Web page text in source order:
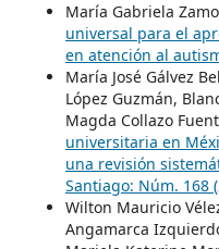
María Gabriela
universal para el
en atención al
María José Gálvez
López Guzmán,
Magda Collazo
universitaria en
una revisión
Santiago: Núm. 168
Wilton Mauricio
Angamarca